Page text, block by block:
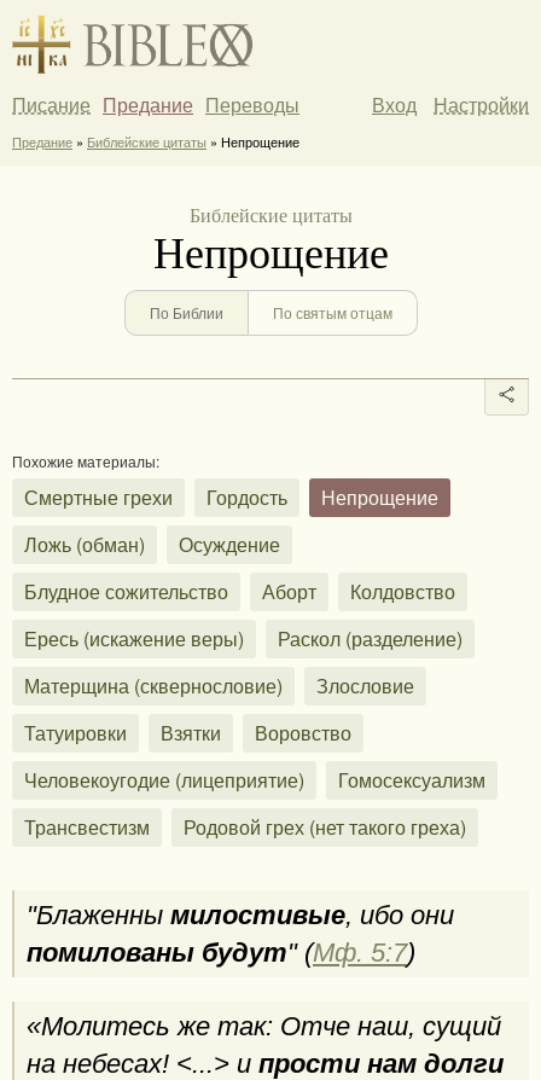
Писание Предание Переводы Вход Настройки
Предание » Библейские цитаты » Непрощение
Библейские цитаты
Непрощение
По Библии По святым отцам
Похожие материалы:
Смертные грехи Гордость
Непрощение
Ложь (обман)
Осуждение
Блудное сожительство
Аборт
Колдовство
Ересь (искажение веры)
Раскол (разделение)
Матерщина (сквернословие)
Злословие
Татуировки
Взятки
Воровство
Человекоугодие (лицеприятие)
Гомосексуализм
Трансвестизм
Родовой грех (нет такого греха)
"Блаженны милостивые, ибо они
помилованы будут" (Мф. 5:7)
«Молитесь же так: Отче наш, сущий
на небесах! <...> и прости нам долги